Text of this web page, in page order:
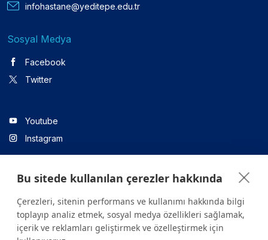
infohastane@yeditepe.edu.tr
Sosyal Medya
Facebook
Twitter
Youtube
Instagram
Linkedin
Sitede yer alan tüm içerikler yalnızca bilgilendirme amaçlıdır.
Bu sitede kullanılan çerezler hakkında
Çerezleri, sitenin performans ve kullanımı hakkında bilgi
toplayıp analiz etmek, sosyal medya özellikleri sağlamak,
içerik ve reklamları geliştirmek ve özelleştirmek için